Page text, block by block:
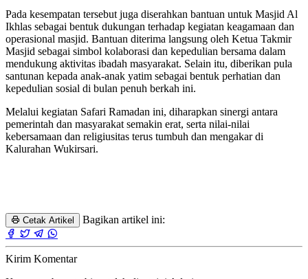
Pada kesempatan tersebut juga diserahkan bantuan untuk Masjid Al
Ikhlas sebagai bentuk dukungan terhadap kegiatan keagamaan dan
operasional masjid. Bantuan diterima langsung oleh Ketua Takmir
Masjid sebagai simbol kolaborasi dan kepedulian bersama dalam
mendukung aktivitas ibadah masyarakat. Selain itu, diberikan pula
santunan kepada anak-anak yatim sebagai bentuk perhatian dan
kepedulian sosial di bulan penuh berkah ini.
Melalui kegiatan Safari Ramadan ini, diharapkan sinergi antara
pemerintah dan masyarakat semakin erat, serta nilai-nilai
kebersamaan dan religiusitas terus tumbuh dan mengakar di
Kalurahan Wukirsari.
Cetak Artikel Bagikan artikel ini:
Kirim Komentar